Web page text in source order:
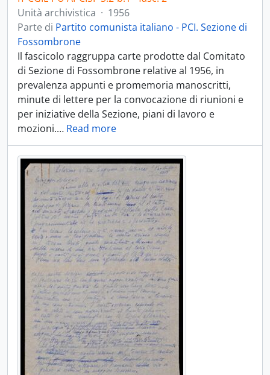
Unità archivistica · 1956
Parte di Partito comunista italiano - PCI. Sezione di
Fossombrone
Il fascicolo raggruppa carte prodotte dal Comitato
di Sezione di Fossombrone relative al 1956, in
prevalenza appunti e promemoria manoscritti,
minute di lettere per la convocazione di riunioni e
per iniziative della Sezione, piani di lavoro e
mozioni.… Read more